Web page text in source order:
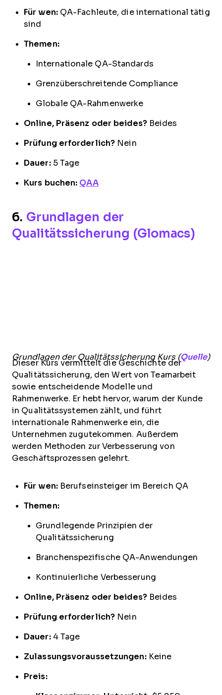
Für wen:QA-Fachleute, die international tätig
sind
Themen:
Internationale QA-Standards
Grenzüberschreitende Compliance
Globale QA-Rahmenwerke
Online, Präsenz oder beides?Beides
Prüfung erforderlich? Nein
Dauer:5 Tage
Kurs buchen: QAA
6. Grundlagen der
Qualitätssicherung (Glomacs)
Grundlagen der Qualitätssicherung Kurs (Quelle)
Dieser Kurs vermittelt die Geschichte der
Qualitätssicherung, den Wert von Teamarbeit
sowie entscheidende Modelle und
Rahmenwerke. Er hebt hervor, warum der Kunde
in Qualitätssystemen zählt, und führt
internationale Rahmenwerke ein, die
Unternehmen zugutekommen. Außerdem
werden Methoden zur Verbesserung von
Geschäftsprozessen gelehrt.
Für wen:Berufseinsteiger im Bereich QA
Themen:
Grundlegende Prinzipien der
Qualitätssicherung
Branchenspezifische QA-Anwendungen
Kontinuierliche Verbesserung
Online, Präsenz oder beides?Beides
Prüfung erforderlich? Nein
Dauer:4 Tage
Zulassungsvoraussetzungen:Keine
Preis: